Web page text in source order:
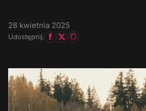
28 kwietnia 2025
Udostępnij: